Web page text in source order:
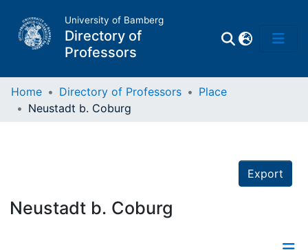
University of Bamberg
Directory of
Professors
Home Directory of Professors
Place
Neustadt b. Coburg
Export
Neustadt b. Coburg